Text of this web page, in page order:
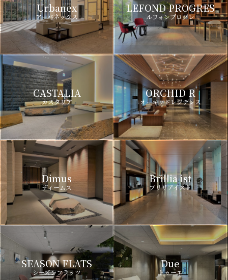
Urbanex
アーバネックス
LEFOND PROGRES
ルフォンプログレ
CASTALIA
カスタリア
ORCHID R
オーキッドレジデンス
Dimus
ディームス
Brillia ist
ブリリアイスト
SEASON FLATS
シーズンフラッツ
Due
ドゥーエ